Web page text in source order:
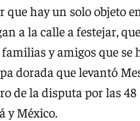
que hay un solo objeto
a la calle a festejar,
y amigos que
dorada que levantó
de la disputa por las
y México.